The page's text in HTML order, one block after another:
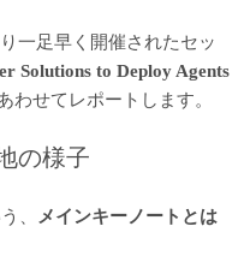
一足早く開催されたセッ
Solutions to Deploy Agents
わせてレポートします。
の様子
、
メインキーノートとは